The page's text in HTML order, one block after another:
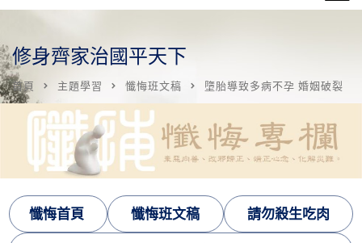
修身齊家治國平天下
首頁 主題學習 懺悔班文稿 墮胎導致多病不孕 婚姻破裂
懺悔首頁 懺悔班文稿 請勿殺生吃肉